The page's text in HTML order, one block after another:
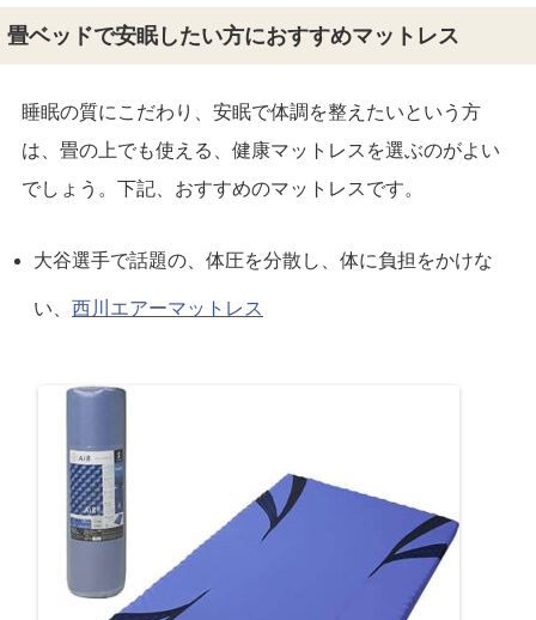
畳ベッドで安眠したい方におすすめマットレス
睡眠の質にこだわり、安眠で体調を整えたいという方
は、畳の上でも使える、健康マットレスを選ぶのがよい
でしょう。下記、おすすめのマットレスです。
大谷選手で話題の、体圧を分散し、体に負担をかけな
い、 西川エアーマットレス